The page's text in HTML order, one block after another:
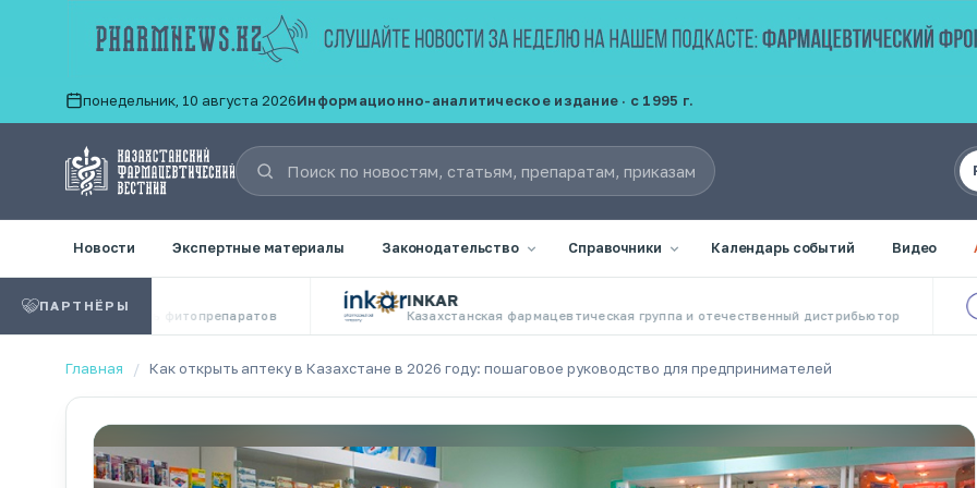
понедельник, 10 августа 2026Информационно-аналитическое издание · с 1995 г.
Новости Экспертные материалы Законодательство Справочники Календарь событий Видео
ПАРТНЁРЫ
фитопрепаратов Казахстанская фармацевтическая группа и отечественный дистрибьютор
Главная / Как открыть аптеку в Казахстане в 2026 году: пошаговое руководство для предпринимателей